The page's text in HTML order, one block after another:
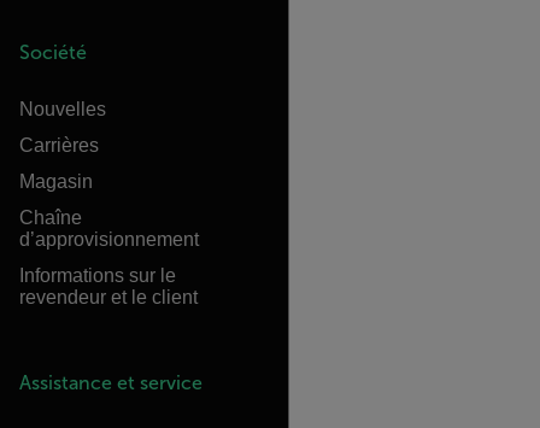
Société
Nouvelles
Carrières
Magasin
Chaîne
d’approvisionnement
Informations sur le
revendeur et le client
Assistance et service